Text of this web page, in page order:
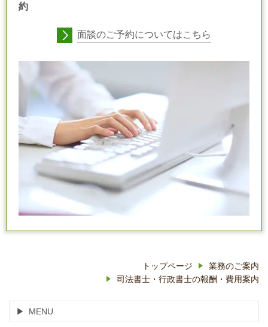
約
面談のご予約についてはこちら
トップページ
業務のご案内
司法書士・行政書士の報酬・費用案内
MENU